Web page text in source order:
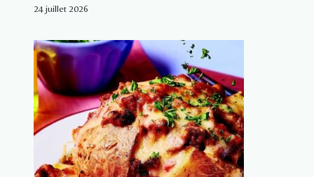
24 juillet 2026